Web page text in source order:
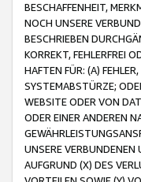
BESCHAFFENHEIT,
NOCH UNSERE
BESCHRIEBEN
KORREKT, FEHLERFREI
HAFTEN FÜR: (A)
SYSTEMABSTÜRZE;
WEBSITE ODER VON
ODER EINER ANDEREN
UNSERE
AUFGRUND (X) DES